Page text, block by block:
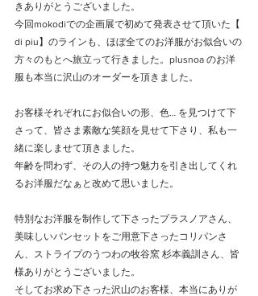
きありがとうございました。
今回mokodiでの企画展で初めて発表させて頂いた【
di piu】のラインも、ほぼ全てのお洋服がお似合いの
方々のもとへ旅立って行きました。plusnoa のお洋
服も本当に沢山のオーダーを頂きました。
お客様それぞれにお似合いの形、色… を見つけて下
さって、皆さま素敵な笑顔を見せて下さり、私も一
緒に楽しませて頂きました。
年齢を問わず、その人の持つ魅力を引き出してくれ
るお洋服だなぁと改めて思いました。
特別なお洋服を制作して下さったプラスノアさん、
美味しいパンセットをご用意下さったコリパンさ
ん、ストライプのうつわの牧谷窯 杉本義訓さん、皆
様ありがとうございました。
そしてお求め下さった沢山のお客様、本当にありが